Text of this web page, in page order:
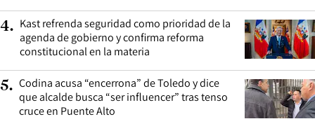
4. Kast refrenda seguridad como prioridad de la
agenda de gobierno y confirma reforma
constitucional en la materia
5. Codina acusa “encerrona” de Toledo y dice
que alcalde busca “ser influencer” tras tenso
cruce en Puente Alto